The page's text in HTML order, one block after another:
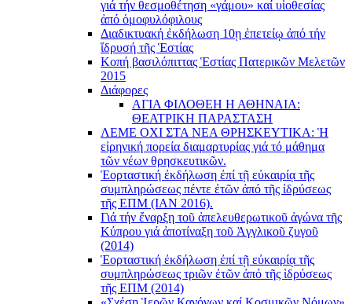
γιά τήν θεσμοθέτηση «γάμου» καί υἱοθεσίας
ἀπό ὁμοφυλόφιλους
Διαδικτυακή ἐκδήλωση 10ῃ ἐπετείῳ ἀπό τήν
ἵδρυσή τῆς Ἑστίας
Κοπή βασιλόπιττας Ἑστίας Πατερικῶν Μελετῶν
2015
Διάφορες
ΑΓΙΑ ΦΙΛΟΘΕΗ Η ΑΘΗΝΑΙΑ:
ΘΕΑΤΡΙΚΗ ΠΑΡΑΣΤΑΣΗ
ΛΕΜΕ ΟΧΙ ΣΤΑ ΝΕΑ ΘΡΗΣΚΕΥΤΙΚΑ: Ἡ
εἰρηνική πορεία διαμαρτυρίας γιά τό μάθημα
τῶν νέων θρησκευτικῶν.
Ἑορταστική ἐκδήλωση ἐπί τῇ εὐκαιρίᾳ τῆς
συμπληρώσεως πέντε ἐτῶν ἀπό τῆς ἱδρύσεως
τῆς ΕΠΜ (ΙΑΝ 2016).
Γιά τήν ἔναρξη τοῦ ἀπελευθερωτικοῦ ἀγώνα τῆς
Κύπρου γιά ἀποτίναξη τοῦ Ἀγγλικοῦ ζυγοῦ
(2014)
Ἑορταστική ἐκδήλωση ἐπί τῇ εὐκαιρίᾳ τῆς
συμπληρώσεως τριῶν ἐτῶν ἀπό τῆς ἱδρύσεως
τῆς ΕΠΜ (2014)